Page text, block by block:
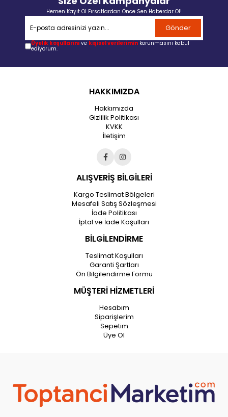
Hemen Kayıt Ol Fırsatlardan Önce Sen Haberdar Ol!
Gönder
Üyelik koşullarını ve kişisel verilerimin korunmasını kabul
ediyorum.
HAKKIMIZDA
Hakkımızda
Gizlilik Politikası
KVKK
İletişim
ALIŞVERİŞ BİLGİLERİ
Kargo Teslimat Bölgeleri
Mesafeli Satış Sözleşmesi
İade Politikası
İptal ve İade Koşulları
BİLGİLENDİRME
Teslimat Koşulları
Garanti Şartları
Ön Bilgilendirme Formu
MÜŞTERİ HİZMETLERİ
Hesabım
Siparişlerim
Sepetim
Üye Ol